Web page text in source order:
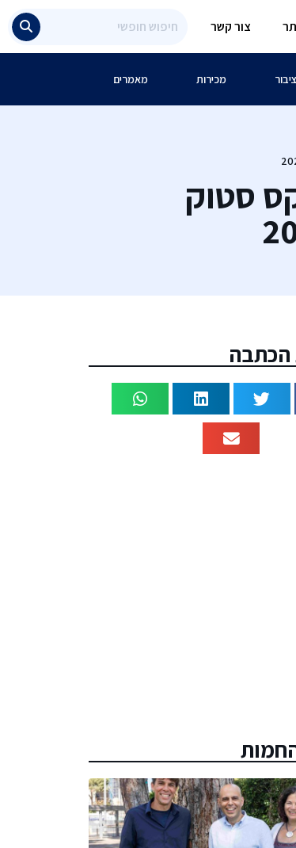
צור קשר
מכירות מאמרים
סטוק